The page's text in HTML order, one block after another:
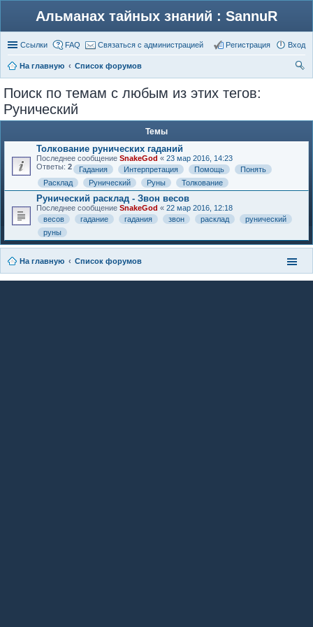
Альманах тайных знаний : SannuR
Ссылки FAQ Связаться с администрацией Вход
Регистрация
На главную
Список форумов
Поиск по темам с любым из этих тегов:
Рунический
Темы
Толкование рунических гаданий
Последнее сообщение SnakeGod « 23 мар 2016, 14:23
Ответы: 2 Гадания Интерпретация Помощь
Понять
Расклад
Рунический Руны Толкование
Рунический расклад - Звон весов
Последнее сообщение SnakeGod « 22 мар 2016, 12:18
весов
гадание гадания звон расклад
рунический
руны
На главную Список форумов